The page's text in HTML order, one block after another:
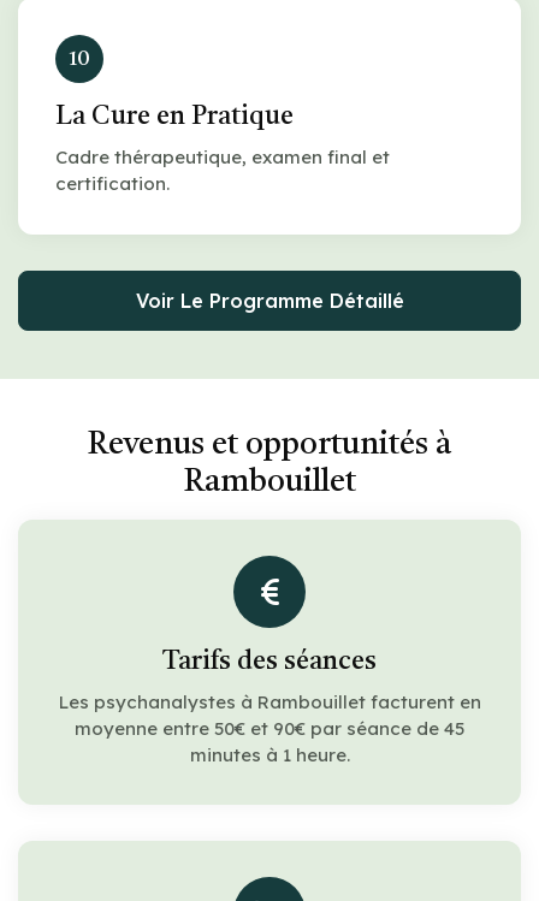
10
La Cure en Pratique
Cadre thérapeutique, examen final et
certification.
Voir Le Programme Détaillé
Revenus et opportunités à
Rambouillet
Tarifs des séances
Les psychanalystes à Rambouillet facturent en
moyenne entre 50€ et 90€ par séance de 45
minutes à 1 heure.